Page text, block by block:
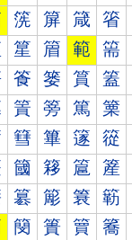
箲 箳 箴 箵
篂 篃 範 篅
篒 篓 篔 篕
篢 篣 篤 篥
篲 篳 篴 篵
簂 簃 簄 簅
簒 簓 簔 簕
簢 簣 簤 簥